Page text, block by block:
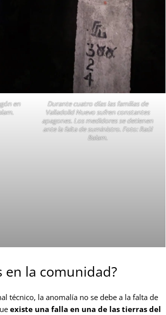
en
Durante cuatro días las familias de
Valladolid Nuevo sufren constantes
apagones. Los medidores se detienen
ante la falta de suministro. Foto: Raúl
Balam.
en la comunidad?
técnico, la anomalía no se debe a la falta de
existe una falla en una de las tierras del